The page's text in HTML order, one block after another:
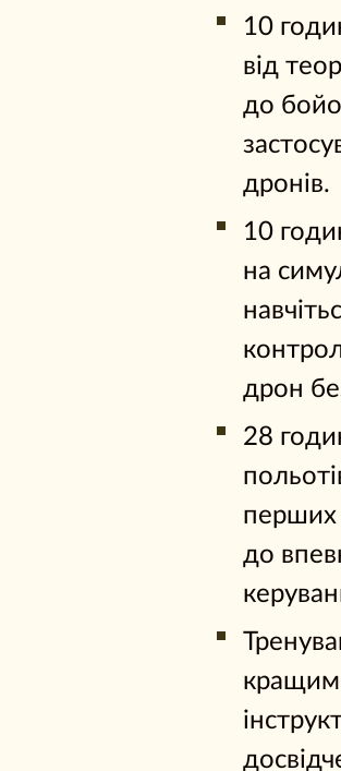
10
від
до
дронів.
10
на
дрон
28
перших
до